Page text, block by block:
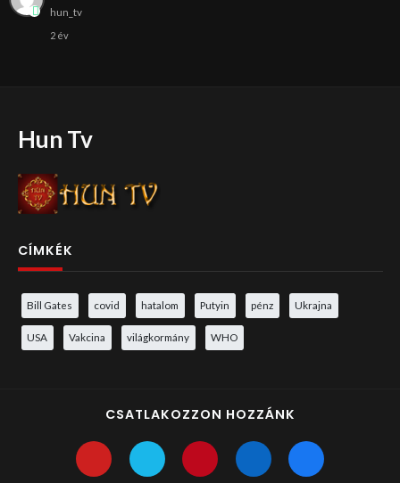
hun_tv
2 év
Hun Tv
CÍMKÉK
Bill Gates covid hatalom Putyin pénz Ukrajna
USA Vakcina világkormány WHO
CSATLAKOZZON HOZZÁNK